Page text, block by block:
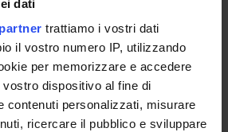
dati
trattiamo i vostri dati
il vostro numero IP, utilizzando
per memorizzare e accedere
dispositivo al fine di
contenuti personalizzati, misurare
ricercare il pubblico e sviluppare